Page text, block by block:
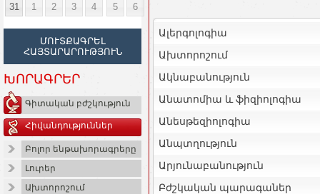
31
1 2 3 4 5 6
ՄՈՒՏՔԱԳՐԵԼ
ՀԱՅՏԱՐԱՐՈՒԹՅՈՒՆ
ԽՈՐԱԳՐԵՐ
Գիտական բժշկություն
Հիվանդություններ
Բոլոր ենթախորագրերը
Լուրեր
Ախտորոշում
Ալերգոլոգիա
Ախտորոշում
Ակնաբանություն
Անատոմիա և ֆիզիոլոգիա
Անեսթեզիոլոգիա
Անպտղություն
Արյունաբանություն
Բժշկական պարագաներ